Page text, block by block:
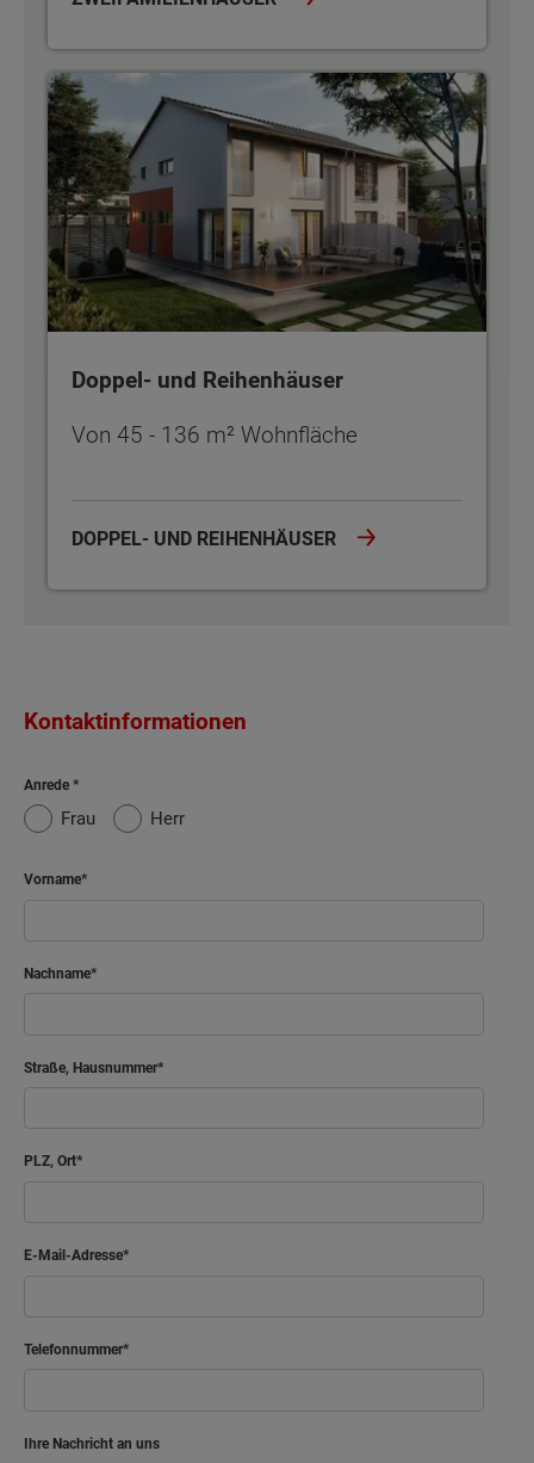
Doppel- und Reihenhäuser
Doppel- und Reihenhäuser
Von 45 - 136 m² Wohnfläche
DOPPEL- UND REIHENHÄUSER
Kontaktinformationen
Anrede
Frau Herr
Vorname
Nachname
Straße, Hausnummer
PLZ, Ort
E-Mail-Adresse
Telefonnummer
Ihre Nachricht an uns